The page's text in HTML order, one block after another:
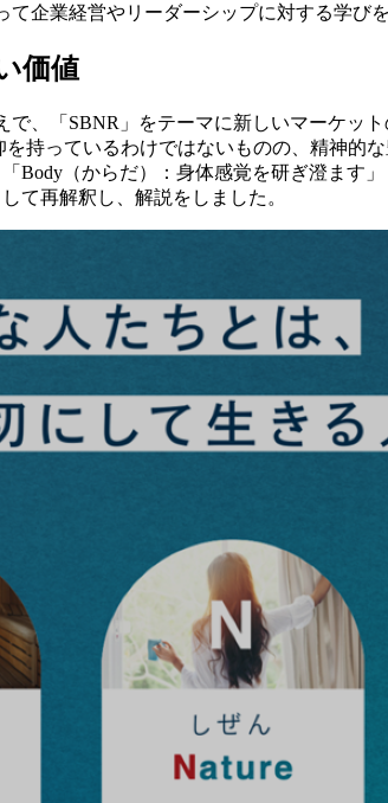
企業経営やリーダーシップに対する学び
価値
、「SBNR」をテーマに新しいマーケッ
持っているわけではないものの、精神的
（からだ）：身体感覚を研ぎ澄ます
て再解釈し、解説をしました。